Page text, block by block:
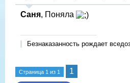
Саня, Поняла
Безнаказанность рождает
Страница 1 из 1 1